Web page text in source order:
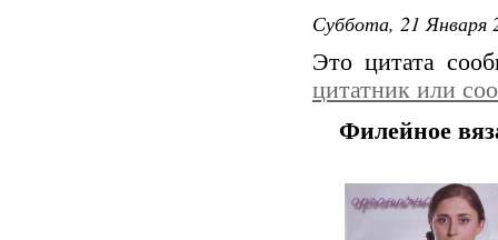
Суббота, 21 Января
Это цитата
цитатник или
Филейное